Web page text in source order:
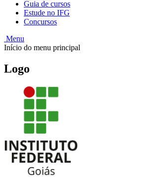
Guia de cursos
Estude no IFG
Concursos
Menu
Início do menu principal
Logo